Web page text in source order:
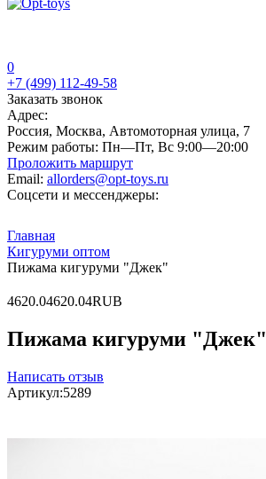
0
+7 (499) 112-49-58
Заказать звонок
Адрес:
Россия, Москва, Автомоторная улица, 7
Режим работы: Пн—Пт, Вс 9:00—20:00
Проложить маршрут
Email: allorders@opt-toys.ru
Соцсети и мессенджеры:
Главная
Кигуруми оптом
Пижама кигуруми "Джек"
4620.04620.04RUB
Пижама кигуруми "Джек"
Написать отзыв
Артикул:5289